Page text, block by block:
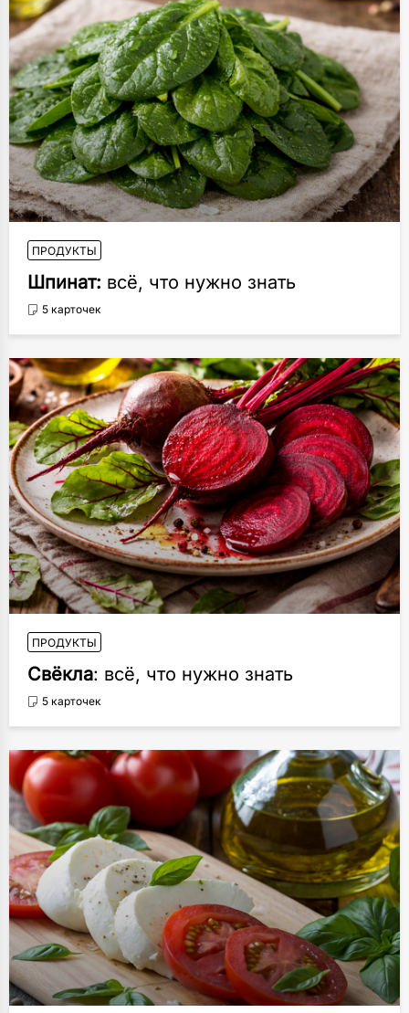
ПРОДУКТЫ
Шпинат: всё, что нужно знать
5 карточек
ПРОДУКТЫ
Свёкла: всё, что нужно знать
5 карточек